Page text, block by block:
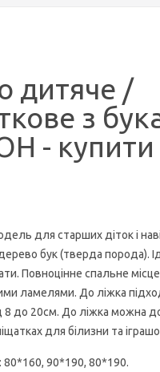
дитяче /
з
- купити
для старших діток і
бук (тверда порода).
Повноцінне спальне місце
ламелями. До ліжка
8 до 20см. До ліжка можна
для білизни та
80*160, 90*190, 80*190.